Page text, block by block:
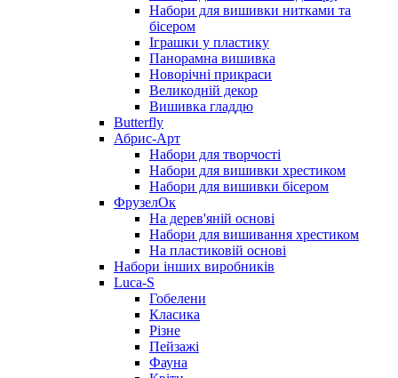
Набори для вишивки нитками та
бісером
Іграшки у пластику
Панорамна вишивка
Новорічні прикраси
Великодній декор
Вишивка гладдю
Butterfly
Абрис-Арт
Набори для творчості
Набори для вишивки хрестиком
Набори для вишивки бісером
ФрузелОк
На дерев'яній основі
Набори для вишивання хрестиком
На пластиковій основі
Набори інших виробників
Luca-S
Гобелени
Класика
Різне
Пейзажі
Фауна